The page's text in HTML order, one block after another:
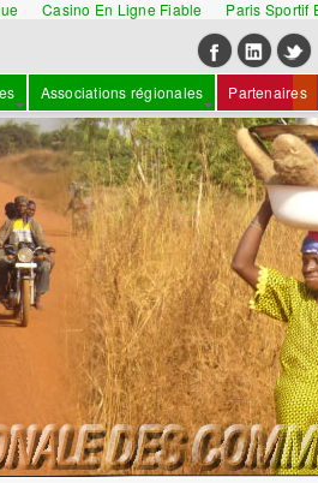
Casino En Ligne Fiable Paris Sportif
Associations régionales Partenaires